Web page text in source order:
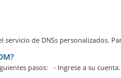
de DNSs personalizados.
pasos: - Ingrese a su